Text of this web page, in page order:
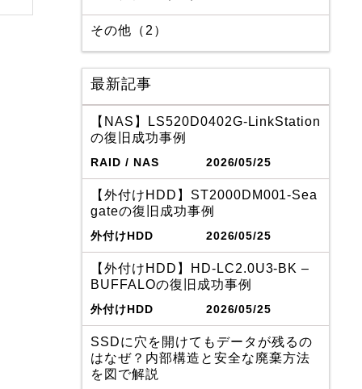
その他（2）
最新記事
【NAS】LS520D0402G-LinkStation
の復旧成功事例
RAID / NAS 2026/05/25
【外付けHDD】ST2000DM001-Sea
gateの復旧成功事例
外付けHDD 2026/05/25
【外付けHDD】HD-LC2.0U3-BK –
BUFFALOの復旧成功事例
外付けHDD 2026/05/25
SSDに穴を開けてもデータが残るの
はなぜ？内部構造と安全な廃棄方法
を図で解説